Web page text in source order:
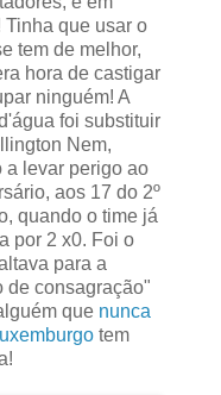
Tinha que usar o
tem de melhor,
hora de castigar
ninguém! A
foi substituir
Nem,
a levar perigo ao
aos 17 do 2º
quando o time já
por 2 x0. Foi o
para a
de consagração"
que nunca
tem